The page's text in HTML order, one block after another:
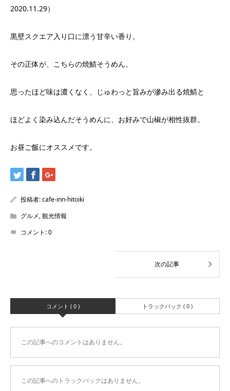
2020.11.29）
黒壁スクエア入り口に漂う甘辛い香り。
その正体が、こちらの焼鯖そうめん。
思ったほど味は濃くなく、じゅわっと旨みが滲み出る焼鯖と
ほどよく染み込んだそうめんに、お好みで山椒が相性抜群。
お昼ご飯にオススメです。
投稿者:cafe-inn-hitoiki
グルメ,観光情報
コメント:0
コメント ( 0 ) トラックバック ( 0 )
この記事へのコメントはありません。
この記事へのトラックバックはありません。